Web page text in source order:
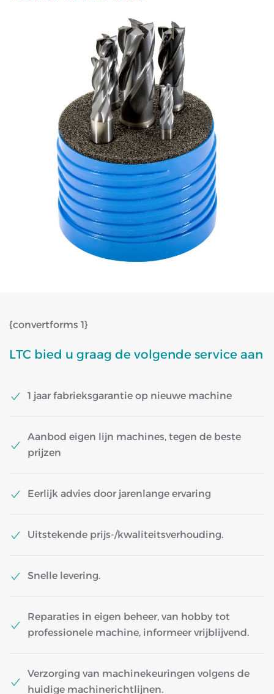
{convertforms 1}
LTC bied u graag de volgende service aan
1 jaar fabrieksgarantie op nieuwe machine
Aanbod eigen lijn machines, tegen de beste
prijzen
Eerlijk advies door jarenlange ervaring
Uitstekende prijs-/kwaliteitsverhouding.
Snelle levering.
Reparaties in eigen beheer, van hobby tot
professionele machine, informeer vrijblijvend.
Verzorging van machinekeuringen volgens de
huidige machinerichtlijnen.